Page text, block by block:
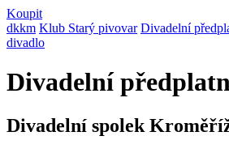
Koupit
dkkm Klub Starý pivovar Divadelní
divadlo
Divadelní
Divadelní spolek